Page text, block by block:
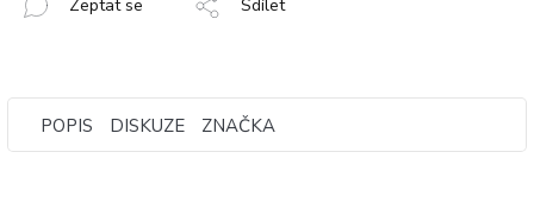
Zeptat se Sdílet
POPIS DISKUZE ZNAČKA